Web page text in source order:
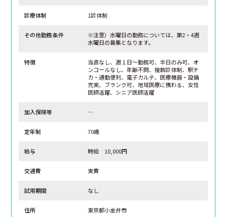
診療体制 1診体制
その他勤務条件
※注意）水曜日の勤務については、第2・4週
水曜日の募集となります。
特徴
当直なし、週１日～勤務可、半日のみ可、オ
ンコールなし、年齢不問、複数診体制、駅チ
カ・通勤便利、電子カルテ、医療機器・設備
充実、ブランク可、地域医療に携わる、女性
医師活躍、シニア医師活躍
加入保険等 ―
定年制 70歳
給与 時給 10,000円
交通費 実費
試用期間 なし
住所 東京都小金井市